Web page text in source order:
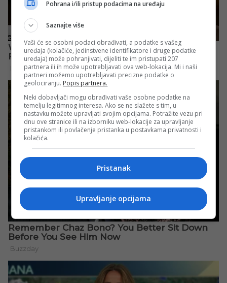
Pohrana i/ili pristup podacima na uređaju
Saznajte više
Vaši će se osobni podaci obrađivati, a podatke s vašeg
uređaja (kolačiće, jedinstvene identifikatore i druge podatke
uređaja) može pohranjivati, dijeliti te im pristupati 207
partnera ili ih može upotrebljavati ova web-lokacija. Mi i naši
partneri možemo upotrebljavati precizne podatke o
geolociranju. Popis partnera.
Neki dobavljači mogu obrađivati vaše osobne podatke na
temelju legitimnog interesa. Ako se ne slažete s tim, u
nastavku možete upravljati svojim opcijama. Potražite vezu pri
dnu ove stranice ili na izborniku web-lokacije za upravljanje
pristankom ili povlačenje pristanka u postavkama privatnosti i
kolačića.
Pristanak
Upravljanje opcijama